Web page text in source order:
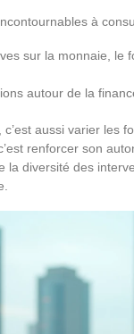
à
sur la monnaie, le
autour de la
aussi varier les
renforcer son
la diversité des